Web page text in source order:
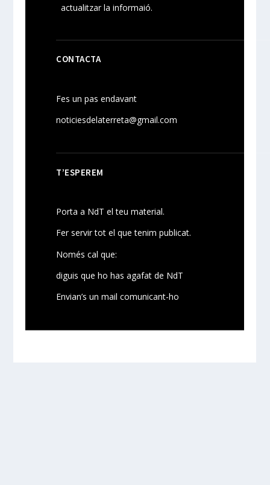
actualitzar la informaió.
CONTACTA
Fes un pas endavant
noticiesdelaterreta@gmail.com
T’ESPEREM
Porta a NdT el teu material.
Fer servir tot el que tenim publicat.
Només cal que:
diguis que ho has agafat de NdT
Envian’s un mail comunicant-ho